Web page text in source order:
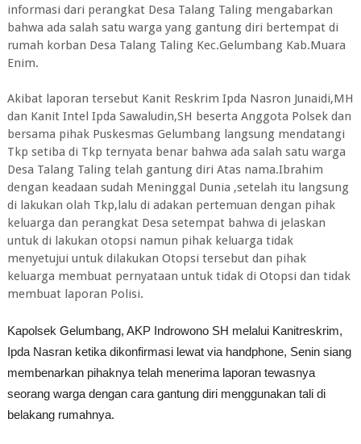
informasi dari perangkat Desa Talang Taling mengabarkan
bahwa ada salah satu warga yang gantung diri bertempat di
rumah korban Desa Talang Taling Kec.Gelumbang Kab.Muara
Enim.
Akibat laporan tersebut Kanit Reskrim Ipda Nasron Junaidi,MH
dan Kanit Intel Ipda Sawaludin,SH beserta Anggota Polsek dan
bersama pihak Puskesmas Gelumbang langsung mendatangi
Tkp setiba di Tkp ternyata benar bahwa ada salah satu warga
Desa Talang Taling telah gantung diri Atas nama.Ibrahim
dengan keadaan sudah Meninggal Dunia ,setelah itu langsung
di lakukan olah Tkp,lalu di adakan pertemuan dengan pihak
keluarga dan perangkat Desa setempat bahwa di jelaskan
untuk di lakukan otopsi namun pihak keluarga tidak
menyetujui untuk dilakukan Otopsi tersebut dan pihak
keluarga membuat pernyataan untuk tidak di Otopsi dan tidak
membuat laporan Polisi.
Kapolsek Gelumbang, AKP Indrowono SH melalui Kanitreskrim,
Ipda Nasran ketika dikonfirmasi lewat via handphone, Senin siang
membenarkan pihaknya telah menerima laporan tewasnya
seorang warga dengan cara gantung diri menggunakan tali di
belakang rumahnya.